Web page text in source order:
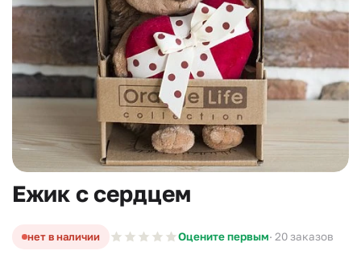
Ежик с сердцем
нет в наличии Оцените первым· 20 заказов